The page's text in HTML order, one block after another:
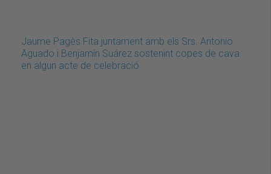
Jaume Pagès Fita juntament amb els Srs. Antonio
Aguado i Benjamín Suárez sostenint copes de cava
en algun acte de celebració